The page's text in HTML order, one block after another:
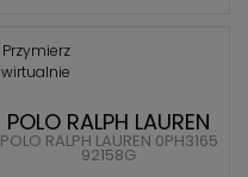
Przymierz
wirtualnie
POLO RALPH LAUREN
POLO RALPH LAUREN 0PH3165
92158G